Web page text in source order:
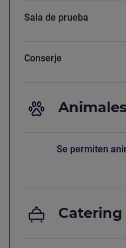
Sala de prueba
Conserje
Se permiten
Catering